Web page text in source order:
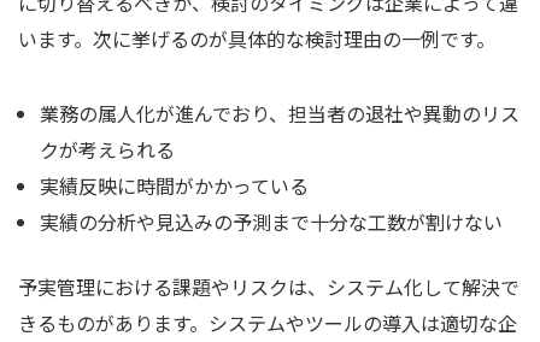
います。次に挙げるのが具体的な検討理由の一例です。
業務の属人化が進んでおり、担当者の退社や異動のリス
クが考えられる
実績反映に時間がかかっている
実績の分析や見込みの予測まで十分な工数が割けない
予実管理における課題やリスクは、システム化して解決で
きるものがあります。システムやツールの導入は適切な企